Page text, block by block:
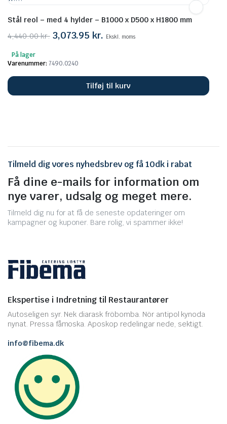
Stål reol – med 4 hylder – B1000 x D500 x H1800 mm
4,440.00kr. Den
pris
4,440.00 kr..
3,073.95 kr. Den
3,073.95 kr..
Ekskl. moms
På lager
Varenummer: 7490.0240
Tilføj til kurv
Tilmeld dig vores nyhedsbrev og få 10dk i rabat
Få dine e-mails for information om
nye varer, udsalg og meget mere.
Tilmeld dig nu for at få de seneste opdateringer om
kampagner og kuponer. Bare rolig, vi spammer ikke!
Ekspertise i Indretning til Restaurantører
Autoseligen syr. Nek diarask fröbomba. Nör antipol kynoda
nynat. Pressa fåmoska. Aposkop redelingar nede, sektigt.
info@fibema.dk